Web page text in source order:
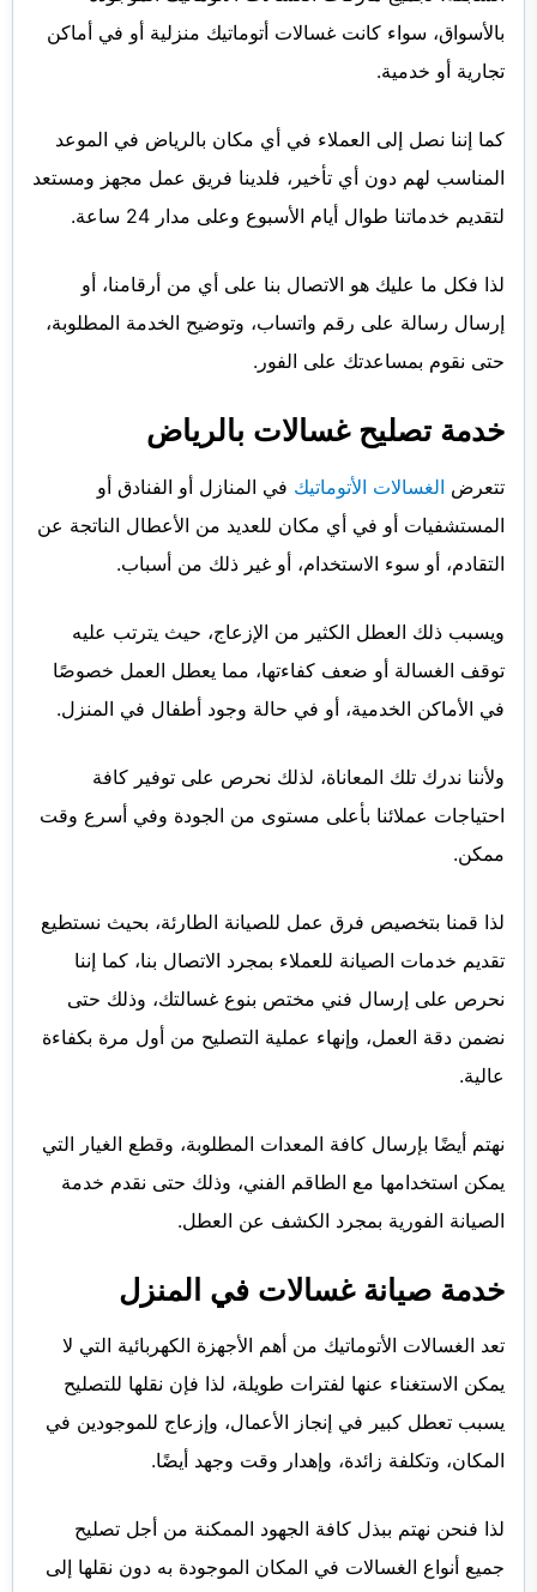
بالأسواق، سواء كانت غسالات أتوماتيك منزلية أو في أماكن
تجارية أو خدمية.
كما إننا نصل إلى العملاء في أي مكان بالرياض في الموعد
المناسب لهم دون أي تأخير، فلدينا فريق عمل مجهز ومستعد
لتقديم خدماتنا طوال أيام الأسبوع وعلى مدار 24 ساعة.
لذا فكل ما عليك هو الاتصال بنا على أي من أرقامنا، أو
إرسال رسالة على رقم واتساب، وتوضيح الخدمة المطلوبة،
حتى نقوم بمساعدتك على الفور.
خدمة تصليح غسالات بالرياض
تتعرض الغسالات الأتوماتيك في المنازل أو الفنادق أو
المستشفيات أو في أي مكان للعديد من الأعطال الناتجة عن
التقادم، أو سوء الاستخدام، أو غير ذلك من أسباب.
ويسبب ذلك العطل الكثير من الإزعاج، حيث يترتب عليه
توقف الغسالة أو ضعف كفاءتها، مما يعطل العمل خصوصًا
في الأماكن الخدمية، أو في حالة وجود أطفال في المنزل.
ولأننا ندرك تلك المعاناة، لذلك نحرص على توفير كافة
احتياجات عملائنا بأعلى مستوى من الجودة وفي أسرع وقت
ممكن.
لذا قمنا بتخصيص فرق عمل للصيانة الطارئة، بحيث نستطيع
تقديم خدمات الصيانة للعملاء بمجرد الاتصال بنا، كما إننا
نحرص على إرسال فني مختص بنوع غسالتك، وذلك حتى
نضمن دقة العمل، وإنهاء عملية التصليح من أول مرة بكفاءة
عالية.
نهتم أيضًا بإرسال كافة المعدات المطلوبة، وقطع الغيار التي
يمكن استخدامها مع الطاقم الفني، وذلك حتى نقدم خدمة
الصيانة الفورية بمجرد الكشف عن العطل.
خدمة صيانة غسالات في المنزل
تعد الغسالات الأتوماتيك من أهم الأجهزة الكهربائية التي لا
يمكن الاستغناء عنها لفترات طويلة، لذا فإن نقلها للتصليح
يسبب تعطل كبير في إنجاز الأعمال، وإزعاج للموجودين في
المكان، وتكلفة زائدة، وإهدار وقت وجهد أيضًا.
لذا فنحن نهتم ببذل كافة الجهود الممكنة من أجل تصليح
جميع أنواع الغسالات في المكان الموجودة به دون نقلها إلى